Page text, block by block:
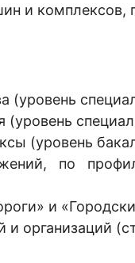
и
(уровень
(уровень
(уровень
по
и
организаций